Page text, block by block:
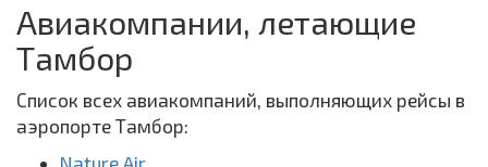
Авиакомпании, летающие
Тамбор
Список всех авиакомпаний, выполняющих рейсы в
аэропорте Тамбор:
Nature Air